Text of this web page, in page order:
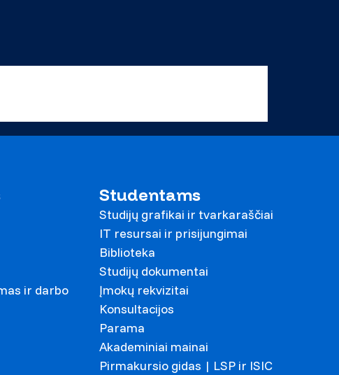
ir darbo
Studentams
Studijų grafikai ir tvarkaraščiai
IT resursai ir prisijungimai
Biblioteka
Studijų dokumentai
Įmokų rekvizitai
Konsultacijos
Parama
Akademiniai mainai
Pirmakursio gidas | LSP ir ISIC